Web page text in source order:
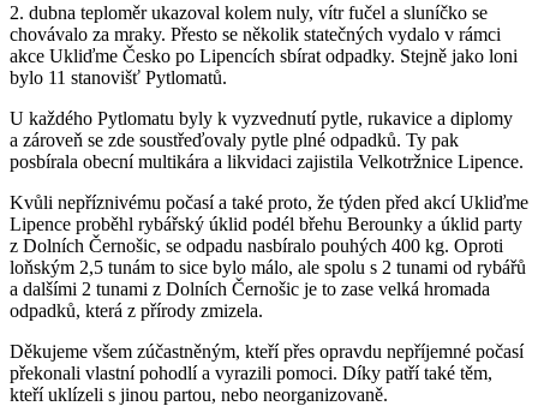
2. dubna teploměr ukazoval kolem nuly, vítr fučel a sluníčko se
chovávalo za mraky. Přesto se několik statečných vydalo v rámci
akce Ukliďme Česko po Lipencích sbírat odpadky. Stejně jako loni
bylo 11 stanovišť Pytlomatů.
U každého Pytlomatu byly k vyzvednutí pytle, rukavice a diplomy
a zároveň se zde soustřeďovaly pytle plné odpadků. Ty pak
posbírala obecní multikára a likvidaci zajistila Velkotržnice Lipence.
Kvůli nepříznivému počasí a také proto, že týden před akcí Ukliďme
Lipence proběhl rybářský úklid podél břehu Berounky a úklid party
z Dolních Černošic, se odpadu nasbíralo pouhých 400 kg. Oproti
loňským 2,5 tunám to sice bylo málo, ale spolu s 2 tunami od rybářů
a dalšími 2 tunami z Dolních Černošic je to zase velká hromada
odpadků, která z přírody zmizela.
Děkujeme všem zúčastněným, kteří přes opravdu nepříjemné počasí
překonali vlastní pohodlí a vyrazili pomoci. Díky patří také těm,
kteří uklízeli s jinou partou, nebo neorganizovaně.